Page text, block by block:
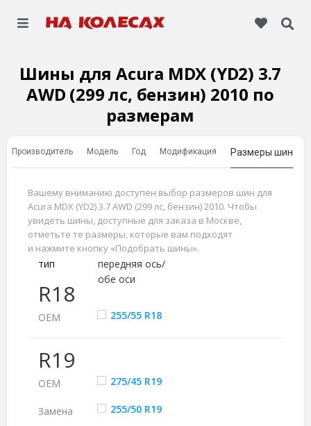
Шины для Acura MDX (YD2) 3.7
AWD (299 лс, бензин) 2010 по
размерам
Производитель Модель Год Модификация Размеры шин
Вашему вниманию доступен выбор размеров шин для
Acura MDX (YD2) 3.7 AWD (299 лс, бензин) 2010. Чтобы
увидеть шины, доступные для заказа в Москве,
отметьте те размеры, которые вам подходят
и нажмите кнопку «Подобрать шины».
R18
тип
передняя ось/
обе оси
ОЕМ 255/55 R18
R19
ОЕМ 275/45 R19
Замена 255/50 R19